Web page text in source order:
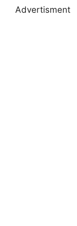
Advertisment